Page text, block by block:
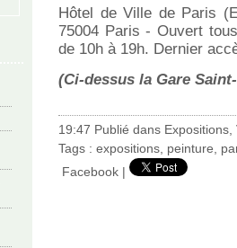
Hôtel de Ville de Paris
75004 Paris - Ouvert
de 10h à 19h. Dernier
(Ci-dessus la Gare
19:47 Publié dans Expositions
Tags : expositions peinture
Facebook |